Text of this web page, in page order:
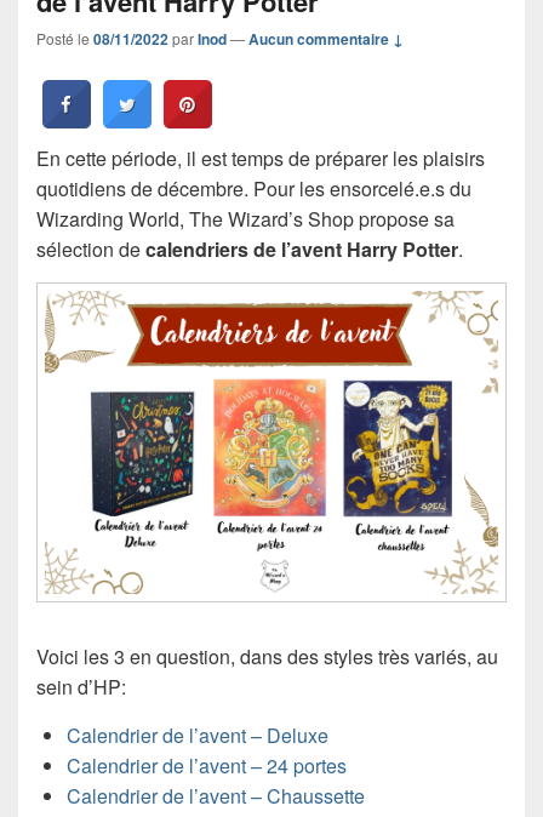
Posté le 08/11/2022parInod—Aucun commentaire ↓
En cette période, il est temps de préparer les plaisirs
quotidiens de décembre. Pour les ensorcelé.e.s du
Wizarding World, The Wizard’s Shop propose sa
sélection decalendriers de l’avent Harry Potter.
Voici les 3 en question, dans des styles très variés, au
sein d’HP:
Calendrier de l’avent – Deluxe
Calendrier de l’avent – 24 portes
Calendrier de l’avent – Chaussette